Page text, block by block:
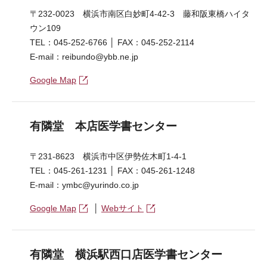
〒232-0023 横浜市南区白妙町4-42-3 藤和阪東橋ハイタ
ウン109
TEL：045-252-6766 │ FAX：045-252-2114
E-mail：reibundo@ybb.ne.jp
Google Map
有隣堂 本店医学書センター
〒231-8623 横浜市中区伊勢佐木町1-4-1
TEL：045-261-1231 │ FAX：045-261-1248
E-mail：ymbc@yurindo.co.jp
Google Map Webサイト
有隣堂 横浜駅西口店医学書センター